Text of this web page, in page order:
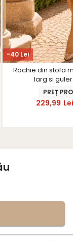
-40 Lei
Rochie din stofa
larg si
PREȚ
229,99